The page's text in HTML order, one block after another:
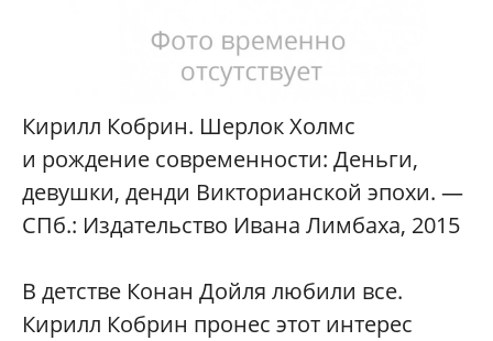
Кирилл Кобрин. Шерлок Холмс
и рождение современности: Деньги,
девушки, денди Викторианской эпохи. —
СПб.: Издательство Ивана Лимбаха, 2015
В детстве Конан Дойля любили все.
Кирилл Кобрин пронес этот интерес